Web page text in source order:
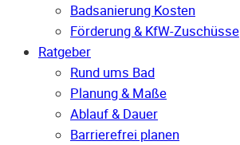
Badsanierung Kosten
Förderung & KfW-Zuschüsse
Ratgeber
Rund ums Bad
Planung & Maße
Ablauf & Dauer
Barrierefrei planen